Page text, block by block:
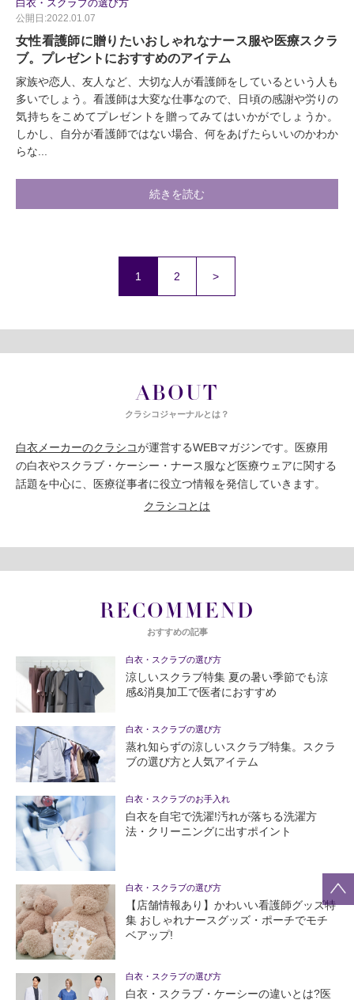
白衣・スクラブの選び方
公開日:2022.01.07
女性看護師に贈りたいおしゃれなナース服や医療スクラ
ブ。プレゼントにおすすめのアイテム
家族や恋人、友人など、大切な人が看護師をしているという人も
多いでしょう。看護師は大変な仕事なので、日頃の感謝や労りの
気持ちをこめてプレゼントを贈ってみてはいかがでしょうか。
しかし、自分が看護師ではない場合、何をあげたらいいのかわか
らな...
続きを読む
1 2 >
ABOUT
クラシコジャーナルとは？
白衣メーカーのクラシコが運営するWEBマガジンです。医療用
の白衣やスクラブ・ケーシー・ナース服など医療ウェアに関する
話題を中心に、医療従事者に役立つ情報を発信していきます。
クラシコとは
RECOMMEND
おすすめの記事
白衣・スクラブの選び方
涼しいスクラブ特集 夏の暑い季節でも涼
感&消臭加工で医者におすすめ
白衣・スクラブの選び方
蒸れ知らずの涼しいスクラブ特集。スクラ
ブの選び方と人気アイテム
白衣・スクラブのお手入れ
白衣を自宅で洗濯!汚れが落ちる洗濯方
法・クリーニングに出すポイント
白衣・スクラブの選び方
【店舗情報あり】かわいい看護師グッズ特
集 おしゃれナースグッズ・ポーチでモチ
ベアップ!
白衣・スクラブの選び方
白衣・スクラブ・ケーシーの違いとは?医